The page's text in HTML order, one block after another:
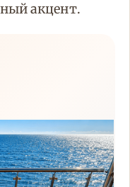
акцент.